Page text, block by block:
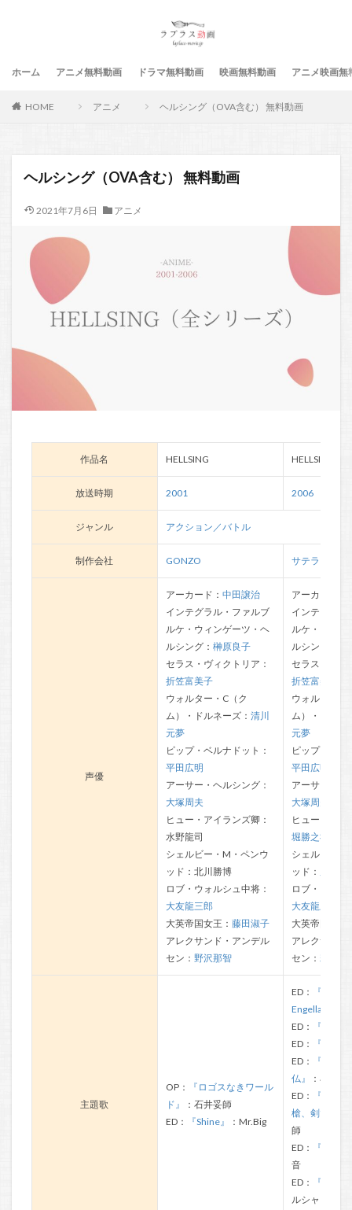
ホーム アニメ無料動画 ドラマ無料動画 映画無料動画 アニメ映画無
HOME アニメ ヘルシング（OVA含む） 無料動画
ヘルシング（OVA含む） 無料動画
2021年7月6日 アニメ
作品名 HELLSING HELLSING
放送時期 2001 2006
ジャンル アクション／バトル
制作会社 GONZO サテライト
声優
アーカード： 中田譲治
インテグラル・ファルブ
ルケ・ウィンゲーツ・ヘ
ルシング： 榊原良子
セラス・ヴィクトリア：
折笠富美子
ウォルター・C（ク
ム）・ドルネーズ： 清川
元夢
ピップ・ベルナドット：
平田広明
アーサー・ヘルシング：
大塚周夫
ヒュー・アイランズ卿：
水野龍司
シェルビー・M・ペンウ
ッド：北川勝博
ロブ・ウォルシュ中将：
大友龍三郎
大英帝国女王： 藤田淑子
アレクサンド・アンデル
セン： 野沢那智
アーカード：
インテグラル
ルケ・ウィン
ルシング：
セラス・ヴィ
折笠富美子
ウォルター・
ム）・ドルネ
元夢
ピップ・ベル
平田広明
アーサー・ヘ
大塚周夫
ヒュー・アイ
堀勝之祐
シェルビー・
ッド：
ロブ・ウォル
大友龍三郎
大英帝国女王
アレクサンド
セン： 若本規
主題歌
OP：
『ロゴスなきワール
ド』
：石井妥師
ED：
『Shine』 ：Mr.Big
ED：
『Das
Engellandlied
ED：
『
ED：
『浸透
ED：
『P.S.
仏』
：石井妥
ED：
『戦争
槍、剣で戦え
師
ED：
『
音
ED：
『
ルシャワフィ